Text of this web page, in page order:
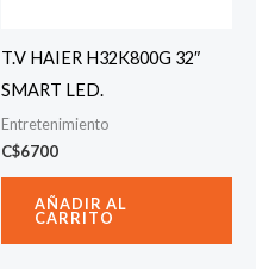
T.V HAIER H32K800G 32″
SMART LED.
Entretenimiento
C$6700
AÑADIR AL
CARRITO